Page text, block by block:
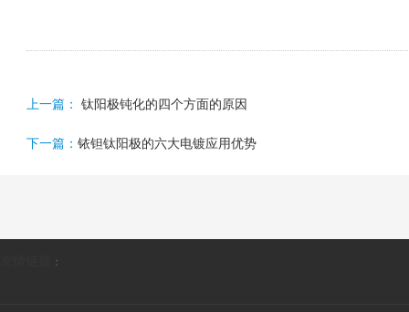
上一篇： 钛阳极钝化的四个方面的原因
下一篇： 铱钽钛阳极的六大电镀应用优势
：